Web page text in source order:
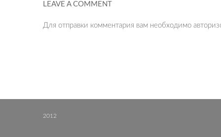
LEAVE A COMMENT
Для отправки комментария вам необходимо
2012